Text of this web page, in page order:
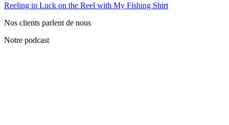
Reeling in Luck on the Reel with My Fishing Shirt
Nos clients parlent de nous
Notre podcast